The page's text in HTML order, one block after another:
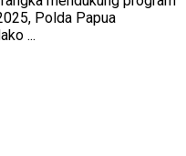
Polda Papua
...